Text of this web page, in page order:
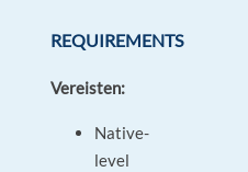
REQUIREMENTS
Vereisten:
Native-
level